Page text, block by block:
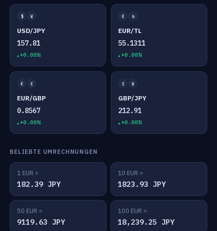
$ ¥
USD/JPY
157.81
+0.00%
€ ₺
EUR/TL
55.1311
+0.00%
€ £
EUR/GBP
0.8567
+0.00%
£ ¥
GBP/JPY
212.91
+0.00%
BELIEBTE UMRECHNUNGEN
1 EUR =
182.39 JPY
10 EUR =
1823.93 JPY
50 EUR =
9119.63 JPY
100 EUR =
18,239.25 JPY